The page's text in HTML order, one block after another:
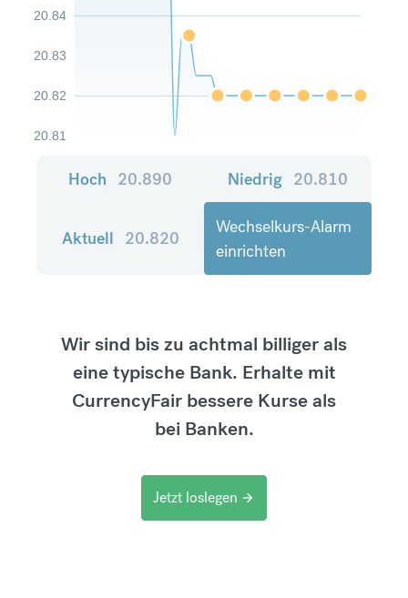
20.81
20.82
20.83
20.84
Hoch 20.890 Niedrig 20.810
Aktuell 20.820
Wechselkurs-Alarm
einrichten
Wir sind bis zu achtmal billiger als
eine typische Bank. Erhalte mit
CurrencyFair bessere Kurse als
bei Banken.
Jetzt loslegen arrow_forward